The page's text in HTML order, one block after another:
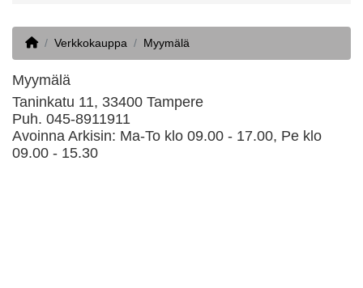
HomeVerkkokauppa Myymälä
Myymälä
Taninkatu 11, 33400 Tampere
Puh. 045-8911911
Avoinna Arkisin: Ma-To klo 09.00 - 17.00, Pe klo
09.00 - 15.30